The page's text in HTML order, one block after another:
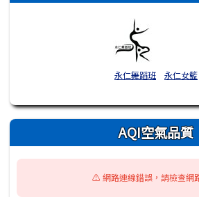
永仁舞蹈班 永仁女籃
AQI空氣品質
⚠️ 網路連線錯誤，請檢查網